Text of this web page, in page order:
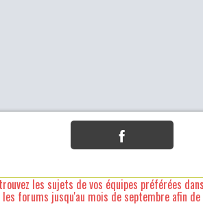
les sujets de vos équipes préférées
forums jusqu'au mois de septembre afin